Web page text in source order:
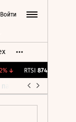
Войти
RTSI 874,64 -1,12%